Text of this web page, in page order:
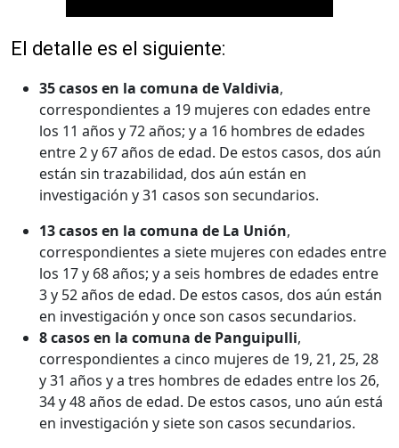
El detalle es el siguiente:
35 casos en la comuna de Valdivia,
correspondientes a 19 mujeres con edades entre
los 11 años y 72 años; y a 16 hombres de edades
entre 2 y 67 años de edad. De estos casos, dos aún
están sin trazabilidad, dos aún están en
investigación y 31 casos son secundarios.
13 casos en la comuna de La Unión,
correspondientes a siete mujeres con edades entre
los 17 y 68 años; y a seis hombres de edades entre
3 y 52 años de edad. De estos casos, dos aún están
en investigación y once son casos secundarios.
8 casos en la comuna de Panguipulli,
correspondientes a cinco mujeres de 19, 21, 25, 28
y 31 años y a tres hombres de edades entre los 26,
34 y 48 años de edad. De estos casos, uno aún está
en investigación y siete son casos secundarios.